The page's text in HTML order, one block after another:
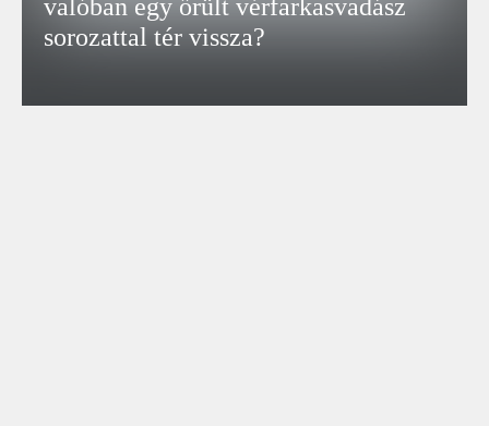
valóban egy őrült vérfarkasvadász
sorozattal tér vissza?